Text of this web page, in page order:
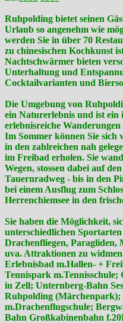
Ruhpolding bietet seinen
Urlaub so angenehm wie
werden Sie in über 70
zu chinesischen Kochkunst
Nachtschwärmer bieten
Unterhaltung und
Cocktailvarianten und
Die Umgebung von
ein Naturerlebnis und ist
erlebnisreiche
Im Sommer können Sie sich
in den zahlreichen nah
im Freibad erholen. Sie
Wegen, stossen dabei auf
Tauernradweg - bis in den
bei einem Ausflug zum
Herrenchiemsee in den
Sie haben die Möglichkeit,
unterschiedlichen
Drachenfliegen, Paragliden,
uva. Attraktionen zu
Erlebnisbad m.Hallen- +
Tennispark
in Zell; Unternberg-Bahn
Ruhpolding
m.Drachenflugschule;
Bahn Großkabinenbahn